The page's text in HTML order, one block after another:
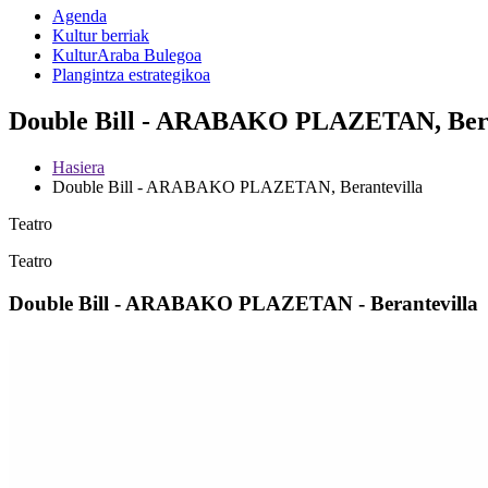
Agenda
Kultur berriak
KulturAraba Bulegoa
Plangintza estrategikoa
Double Bill - ARABAKO PLAZETAN,
Hasiera
Double Bill - ARABAKO PLAZETAN, Berantevilla
Teatro
Teatro
Double Bill - ARABAKO PLAZETAN - Berantevilla